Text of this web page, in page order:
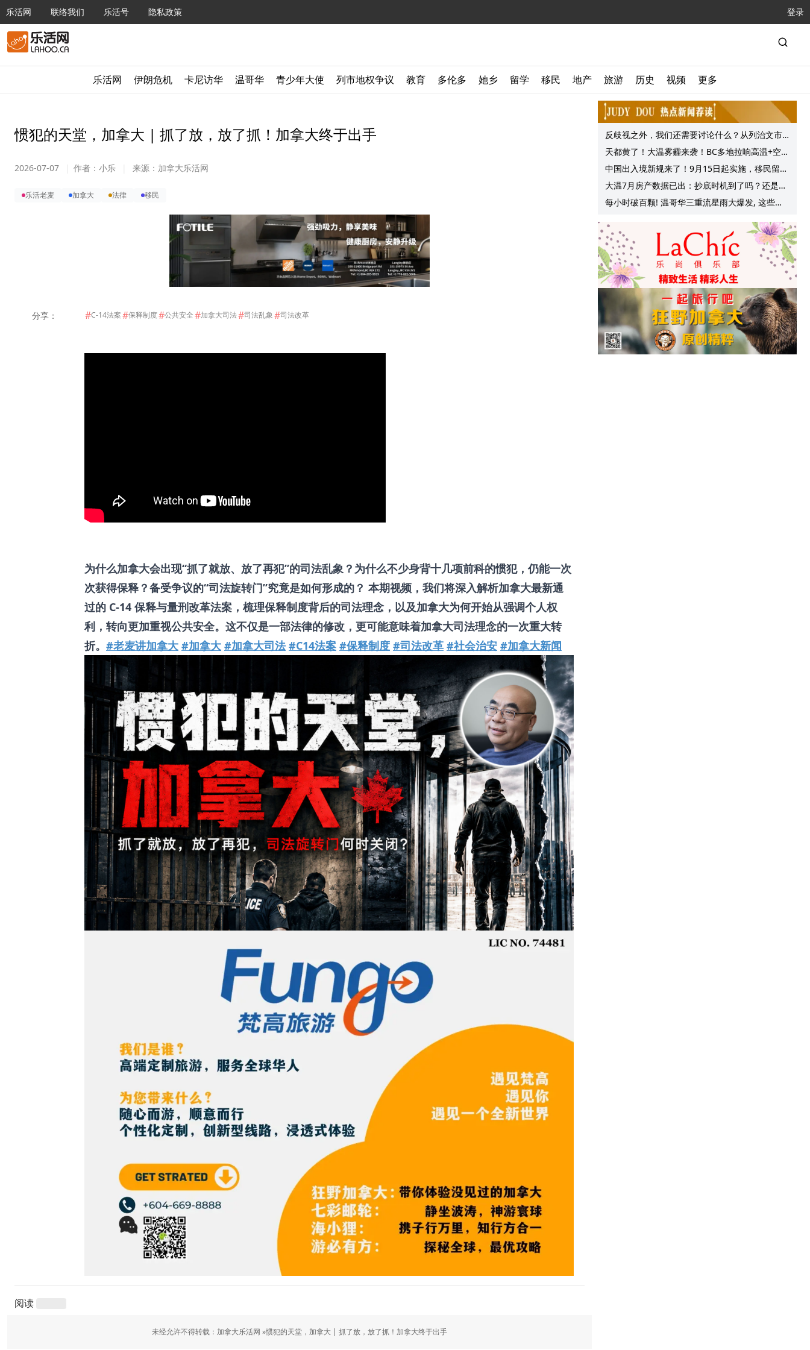
乐活网 联络我们 乐活号 隐私政策 登录
乐活网 伊朗危机 卡尼访华 温哥华 青少年大使 列市地权争议 教育 多伦多 她乡 留学 移民 地产 旅游 历史 视频 更多
惯犯的天堂，加拿大 | 抓了放，放了抓！加拿大终于出手
2026-07-07 作者： 小乐 来源： 加拿大乐活网
乐活老麦 加拿大 法律 移民
分享： #C-14法案#保释制度#公共安全#加拿大司法#司法乱象#司法改革
为什么加拿大会出现“抓了就放、放了再犯”的司法乱象？为什么不少身背十几项前科的惯犯，仍能一次
次获得保释？备受争议的“司法旋转门”究竟是如何形成的？ 本期视频，我们将深入解析加拿大最新通
过的 C-14 保释与量刑改革法案，梳理保释制度背后的司法理念，以及加拿大为何开始从强调个人权
利，转向更加重视公共安全。这不仅是一部法律的修改，更可能意味着加拿大司法理念的一次重大转
折。 #老麦讲加拿大 #加拿大 #加拿大司法 #C14法案 #保释制度 #司法改革 #社会治安 #加拿大新闻
阅读
未经允许不得转载：加拿大乐活网 »惯犯的天堂，加拿大 | 抓了放，放了抓！加拿大终于出手
反歧视之外，我们还需要讨论什么？从列治文市
议会一项动议谈起
天都黄了！大温雾霾来袭！BC多地拉响高温+空气
质量预警 最高可达35°C！
中国出入境新规来了！9月15日起实施，移民留学
中介迎来最强监管！
大温7月房产数据已出：抄底时机到了吗？还是再
等等？他们这么建议的
每小时破百颗! 温哥华三重流星雨大爆发, 这些最